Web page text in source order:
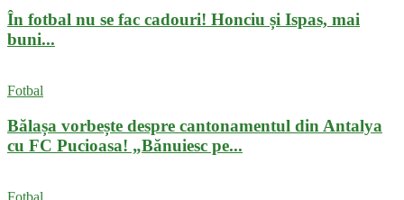
În fotbal nu se fac cadouri! Honciu și Ispas, mai
buni...
Fotbal
Bălașa vorbește despre cantonamentul din Antalya
cu FC Pucioasa! „Bănuiesc pe...
Fotbal